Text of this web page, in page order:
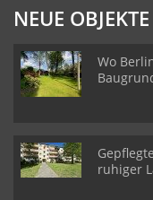
NEUE OBJEKTE
Wo
ruhiger